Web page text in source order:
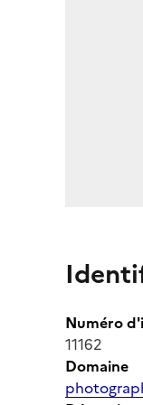
Numéro
11162
Domaine